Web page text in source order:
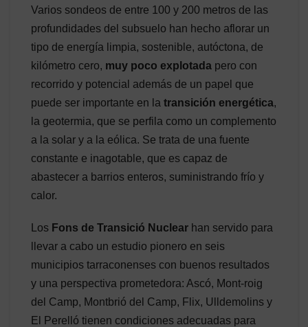
Varios sondeos de entre 100 y 200 metros de las
profundidades del subsuelo han hecho aflorar un
tipo de energía limpia, sostenible, autóctona, de
kilómetro cero, muy poco explotada pero con
recorrido y potencial además de un papel que
puede ser importante en la transición energética,
la geotermia, que se perfila como un complemento
a la solar y a la eólica. Se trata de una fuente
constante e inagotable, que es capaz de
abastecer a barrios enteros, suministrando frío y
calor.
Los Fons de Transició Nuclear han servido para
llevar a cabo un estudio pionero en seis
municipios tarraconenses con buenos resultados
y una perspectiva prometedora: Ascó, Mont-roig
del Camp, Montbrió del Camp, Flix, Ulldemolins y
El Perelló tienen condiciones adecuadas para